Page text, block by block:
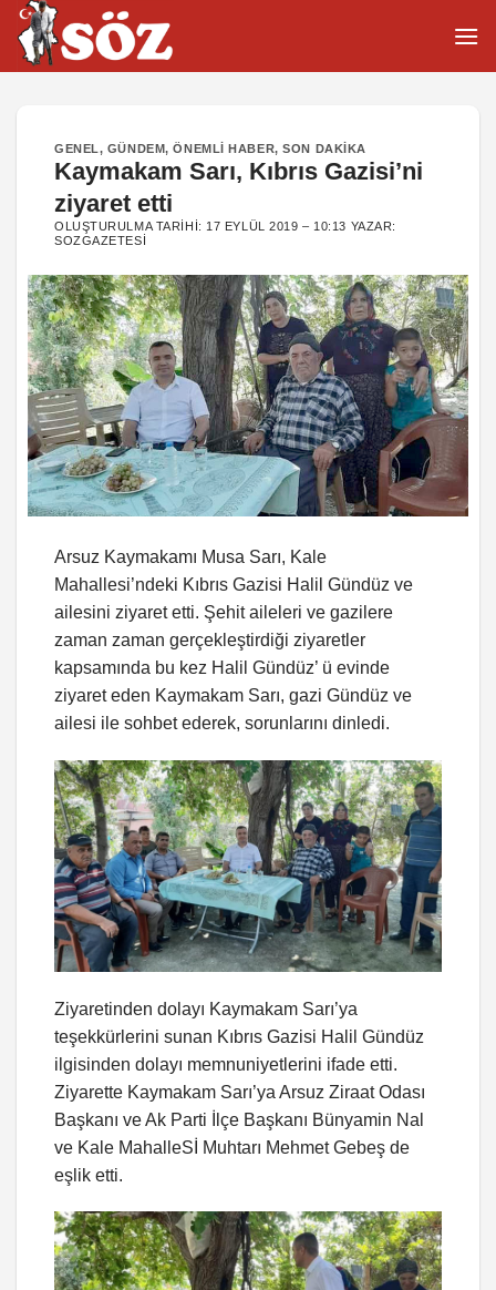
İçeriğe
atla
GENEL, GÜNDEM,ÖNEMLI HABER,SON DAKIKA
Kaymakam Sarı, Kıbrıs Gazisi’ni
ziyaret etti
OLUŞTURULMA TARIHI: 17 EYLÜL 2019 – 10:13 YAZAR:
SOZGAZETESI
Arsuz Kaymakamı Musa Sarı, Kale
Mahallesi’ndeki Kıbrıs Gazisi Halil Gündüz ve
ailesini ziyaret etti. Şehit aileleri ve gazilere
zaman zaman gerçekleştirdiği ziyaretler
kapsamında bu kez Halil Gündüz’ ü evinde
ziyaret eden Kaymakam Sarı, gazi Gündüz ve
ailesi ile sohbet ederek, sorunlarını dinledi.
Ziyaretinden dolayı Kaymakam Sarı’ya
teşekkürlerini sunan Kıbrıs Gazisi Halil Gündüz
ilgisinden dolayı memnuniyetlerini ifade etti.
Ziyarette Kaymakam Sarı’ya Arsuz Ziraat Odası
Başkanı ve Ak Parti İlçe Başkanı Bünyamin Nal
ve Kale MahalleSİ Muhtarı Mehmet Gebeş de
eşlik etti.